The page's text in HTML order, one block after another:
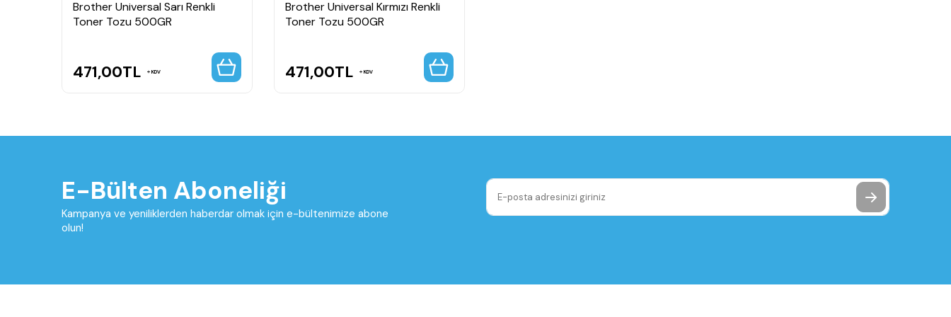
Brother Universal Sarı Renkli
Toner Tozu 500GR
471,00TL KDV
Brother Universal Kırmızı Renkli
Toner Tozu 500GR
471,00TL KDV
E-Bülten Aboneliği
Kampanya ve yeniliklerden haberdar olmak için e-bültenimize abone
olun!